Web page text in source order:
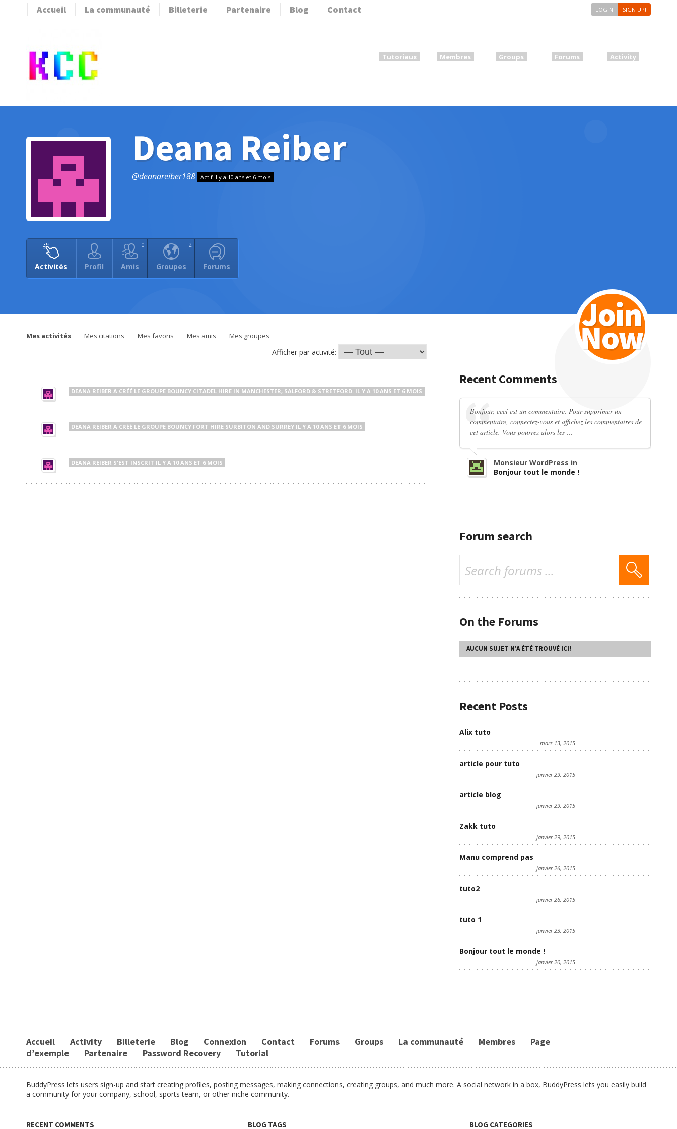
LOGIN SIGN UP!
Accueil La communauté Billeterie Partenaire Blog Contact
Activity
Forums
Groups
Membres
Tutoriaux
Deana Reiber
@deanareiber188 Actif il y a 10 ans et 6 mois
Activités Profil Amis
0
Groupes
2
Forums
Mes activités Mes citations Mes favoris Mes amis Mes groupes
Afficher par activité:
DEANA REIBER A CRÉÉ LE GROUPE BOUNCY CITADEL HIRE IN MANCHESTER, SALFORD & STRETFORD. IL Y A 10 ANS ET 6 MOIS
DEANA REIBER A CRÉÉ LE GROUPE BOUNCY FORT HIRE SURBITON AND SURREY IL Y A 10 ANS ET 6 MOIS
DEANA REIBER S'EST INSCRIT IL Y A 10 ANS ET 6 MOIS
Recent Comments
Bonjour, ceci est un commentaire. Pour supprimer un
commentaire, connectez-vous et affichez les commentaires de
cet article. Vous pourrez alors les ...
Monsieur WordPress in
Bonjour tout le monde !
Forum search
On the Forums
AUCUN SUJET N'A ÉTÉ TROUVÉ ICI!
Recent Posts
Alix tuto
mars 13, 2015
article pour tuto
janvier 29, 2015
article blog
janvier 29, 2015
Zakk tuto
janvier 29, 2015
Manu comprend pas
janvier 26, 2015
tuto2
janvier 26, 2015
tuto 1
janvier 23, 2015
Bonjour tout le monde !
janvier 20, 2015
Accueil Activity Billeterie Blog Connexion Contact Forums Groups La communauté Membres
Page
d’exemple
Partenaire Password Recovery Tutorial
BuddyPress lets users sign-up and start creating profiles, posting messages, making connections, creating groups, and much more. A social network in a box, BuddyPress lets you easily build
a community for your company, school, sports team, or other niche community.
RECENT COMMENTS BLOG TAGS BLOG CATEGORIES